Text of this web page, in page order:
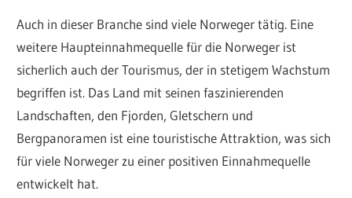
Auch in dieser Branche sind viele Norweger tätig. Eine
weitere Haupteinnahmequelle für die Norweger ist
sicherlich auch der Tourismus, der in stetigem Wachstum
begriffen ist. Das Land mit seinen faszinierenden
Landschaften, den Fjorden, Gletschern und
Bergpanoramen ist eine touristische Attraktion, was sich
für viele Norweger zu einer positiven Einnahmequelle
entwickelt hat.